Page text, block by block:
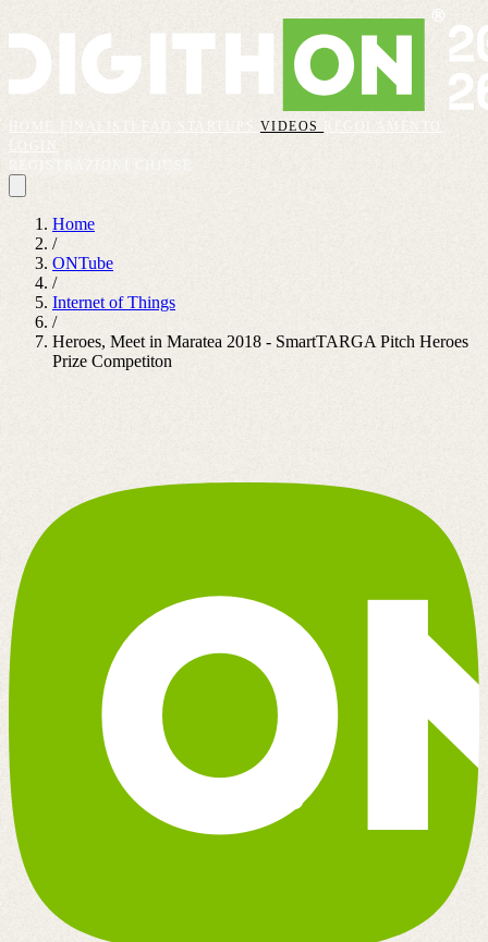
VIDEOS
REGOLAMENTO
Home
/
ONTube
/
Internet of Things
/
Heroes, Meet in Maratea 2018 - SmartTARGA Pitch Heroes
Prize Competiton